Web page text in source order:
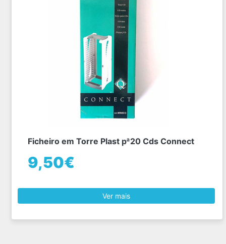
Ficheiro em Torre Plast pª20 Cds Connect
9,50€
Ver mais